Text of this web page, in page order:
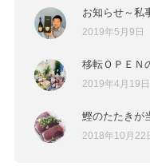
お知らせ～私
2019年5月9日
移転ＯＰＥＮ
2019年4月19日
鰹のたたきが
2018年10月22